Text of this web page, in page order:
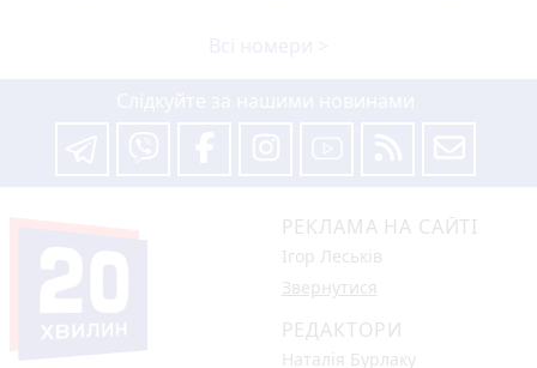
РЕКЛАМА НА САЙТІ
Ігор Леськів
Звернутися
РЕДАКТОРИ
Наталія Бурлаку